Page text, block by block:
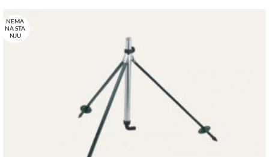
NEMA
NA STA
NJU